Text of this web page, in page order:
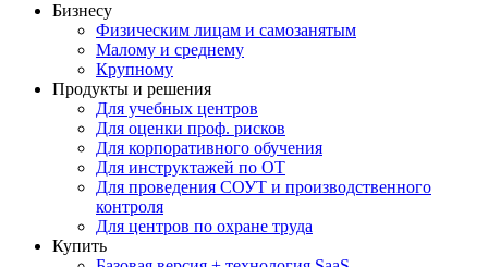
Бизнесу
Физическим лицам и самозанятым
Малому и среднему
Крупному
Продукты и решения
Для учебных центров
Для оценки проф. рисков
Для корпоративного обучения
Для инструктажей по ОТ
Для проведения СОУТ и производственного
контроля
Для центров по охране труда
Купить